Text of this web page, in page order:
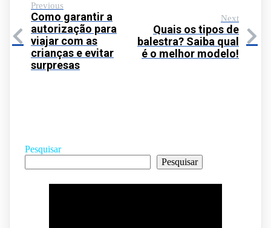
Previous
Como garantir a
autorização para
viajar com as
crianças e evitar
surpresas
Next
Quais os tipos de
balestra? Saiba qual
é o melhor modelo!
Pesquisar
Pesquisar